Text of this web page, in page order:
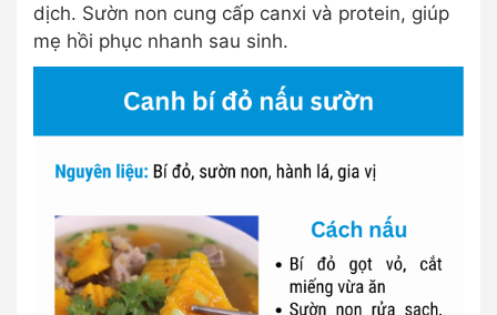
dịch. Sườn non cung cấp canxi và protein, giúp
mẹ hồi phục nhanh sau sinh.